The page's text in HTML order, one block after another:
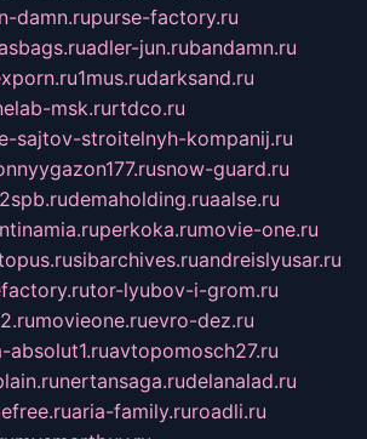
damn.rupurse-factory.ru
adler-jun.rubandamn.ru
1mus.rudarksand.ru
msk.rurtdco.ru
sajtov-stroitelnyh-kompanij.ru
snow-guard.ru
demaholding.ruaalse.ru
perkoka.rumovie-one.ru
sibarchives.ruandreislyusar.ru
tor-lyubov-i-grom.ru
movieone.ruevro-dez.ru
absolut1.ruavtopomosch27.ru
nertansaga.rudelanalad.ru
aria-family.ruroadli.ru